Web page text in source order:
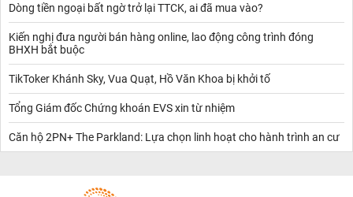
Dòng tiền ngoại bất ngờ trở lại TTCK, ai đã mua vào?
Kiến nghị đưa người bán hàng online, lao động công trình đóng
BHXH bắt buộc
TikToker Khánh Sky, Vua Quạt, Hồ Văn Khoa bị khởi tố
Tổng Giám đốc Chứng khoán EVS xin từ nhiệm
Căn hộ 2PN+ The Parkland: Lựa chọn linh hoạt cho hành trình an cư